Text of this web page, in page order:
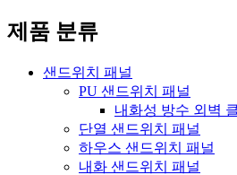
제품 분류
샌드위치 패널
PU 샌드위치 패널
내화성 방수 외벽
단열 샌드위치 패널
하우스 샌드위치 패널
내화 샌드위치 패널